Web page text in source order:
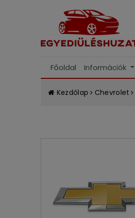
Főoldal Információk
Kezdőlap Chevrolet